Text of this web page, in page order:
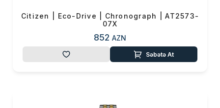
Citizen | Eco-Drive | Chronograph | AT2573-
07X
852 AZN
Səbətə At